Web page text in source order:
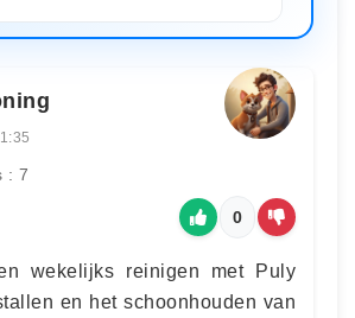
: 7
0
wekelijks reinigen met Puly
en het schoonhouden van